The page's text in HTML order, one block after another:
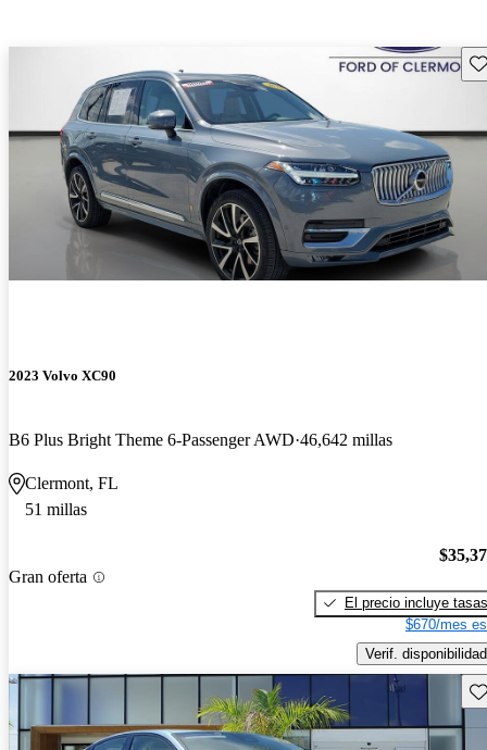
2023 Volvo XC90
B6 Plus Bright Theme 6-Passenger AWD 46,642 millas
Clermont, FL
51 millas
Gran oferta
El precio incluye tasas
$670/mes
Verif. disponibilidad